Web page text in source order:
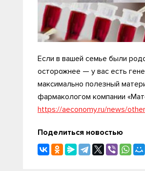
Если в вашей семье были
осторожнее — у вас есть
максимально полезный
фармакологом компании
https://aeconomy.ru/news/
Поделиться новостью